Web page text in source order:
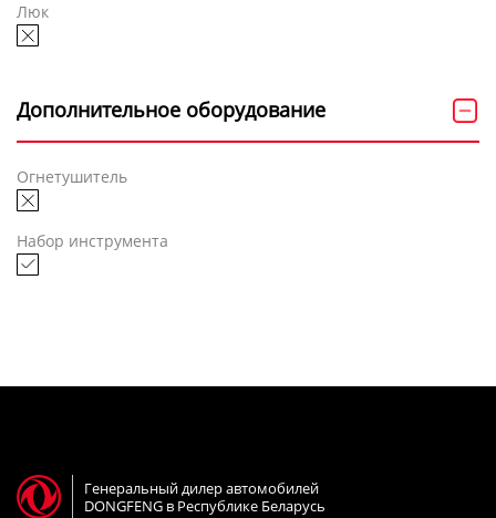
Люк
Дополнительное оборудование
Огнетушитель
Набор инструмента
Генеральный дилер автомобилей
DONGFENG в Республике Беларусь